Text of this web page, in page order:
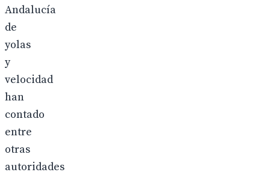
Andalucía
de
yolas
y
velocidad
han
contado
entre
otras
autoridades